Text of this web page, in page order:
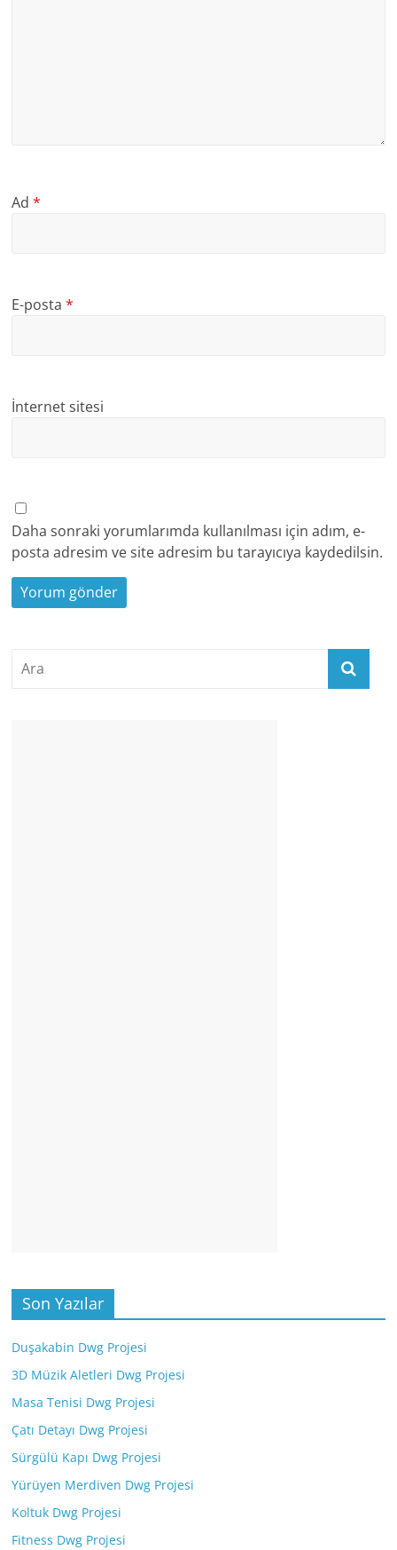
Ad*
E-posta*
İnternet sitesi
Daha sonraki yorumlarımda kullanılması için adım, e-
posta adresim ve site adresim bu tarayıcıya kaydedilsin.
Son Yazılar
Duşakabin Dwg Projesi
3D Müzik Aletleri Dwg Projesi
Masa Tenisi Dwg Projesi
Çatı Detayı Dwg Projesi
Sürgülü Kapı Dwg Projesi
Yürüyen Merdiven Dwg Projesi
Koltuk Dwg Projesi
Fitness Dwg Projesi